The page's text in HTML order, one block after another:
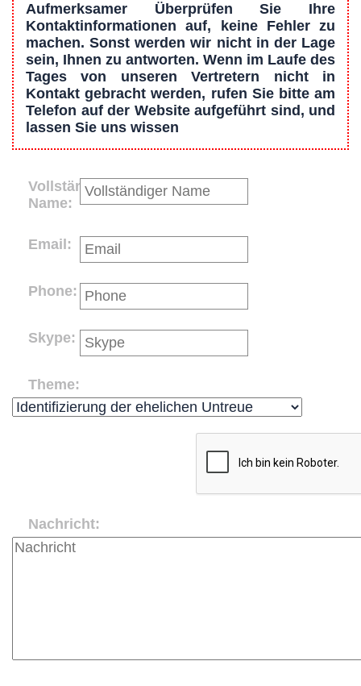
Aufmerksamer Überprüfen Sie Ihre
Kontaktinformationen auf, keine Fehler zu
machen. Sonst werden wir nicht in der Lage
sein, Ihnen zu antworten. Wenn im Laufe des
Tages von unseren Vertretern nicht in
Kontakt gebracht werden, rufen Sie bitte am
Telefon auf der Website aufgeführt sind, und
lassen Sie uns wissen
Vollständiger
Name:
Email:
Phone:
Skype:
Theme:
Nachricht: